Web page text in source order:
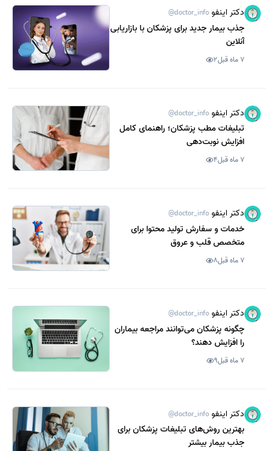
دکتر اینفو @doctor_info
جذب بیمار جدید برای پزشکان با بازاریابی
آنلاین
7 ماه قبل 2
دکتر اینفو @doctor_info
تبلیغات مطب پزشکان؛ راهنمای کامل
افزایش نوبت‌دهی
7 ماه قبل 4
دکتر اینفو @doctor_info
خدمات و سفارش تولید محتوا برای
متخصص قلب و عروق
7 ماه قبل 8
دکتر اینفو @doctor_info
چگونه پزشکان می‌توانند مراجعه بیماران
را افزایش دهند؟
7 ماه قبل 9
دکتر اینفو @doctor_info
بهترین روش‌های تبلیغات پزشکان برای
جذب بیمار بیشتر